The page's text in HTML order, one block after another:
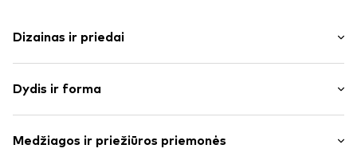
Dizainas ir priedai
velvetas
Vidinis
Dygsniuotas apvadas / kraštas
Dydis ir forma
Medžiagos ir priežiūros priemonės